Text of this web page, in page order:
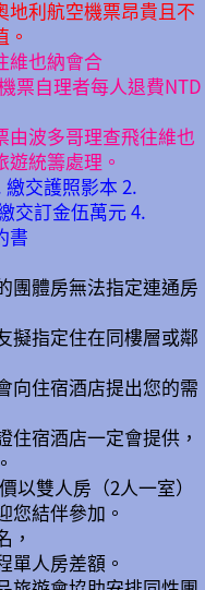
地利航空機票昂貴且不
維也納會合
票自理者每人退費NTD
由波多哥理查飛往維也
統籌處理。
交護照影本 2.
交訂金伍萬元 4.
書
團體房無法指定連通房
擬指定住在同樓層或鄰
向住宿酒店提出您的需
住宿酒店一定會提供，
以雙人房（2人一室）
您結伴參加。
，
單人房差額。